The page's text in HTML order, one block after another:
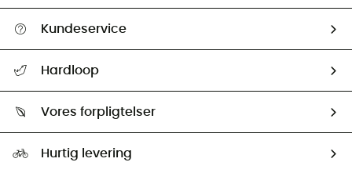
Kundeservice
Returnering & Tilbagebetaling
Hardloop
Our ambassadors
Vores forpligtelser
Second hand
Hurtig levering